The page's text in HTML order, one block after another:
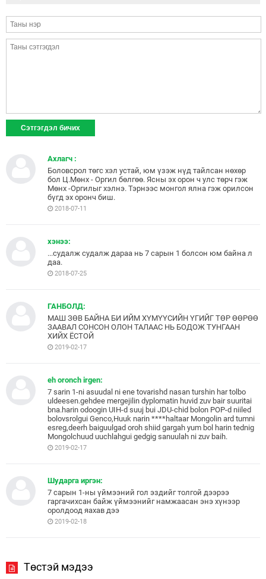
Ахлагч :
Боловсрол төгс хэл устай, юм үзэж нүд тайлсан нөхөр
бол Ц.Мөнх - Оргил бөлгөө. Ясны эх орон ч улс төрч гэж
Мөнх -Оргилыг хэлнэ. Тэрнээс монгол ялна гэж орилсон
бүгд эх оронч биш.
2018-07-11
хэнээ:
...судалж судалж дараа нь 7 сарын 1 болсон юм байна л
даа.
2018-07-25
ГАНБОЛД:
МАШ ЗӨВ БАЙНА БИ ИЙМ ХҮМҮҮСИЙН ҮГИЙГ ТӨР ӨӨРӨӨ
ЗААВАЛ СОНСОН ОЛОН ТАЛААС НЬ БОДОЖ ТУНГААН
ХИЙХ ЁСТОЙ
2019-02-17
eh oronch irgen:
7 sarin 1-ni asuudal ni ene tovarishd nasan turshin har tolbo
uldeesen.gehdee mergejilin dyplomatin huvid zuv bair suuritai
bna.harin odoogin UIH-d suuj bui JDU-chid bolon POP-d niiled
bolovsrolgui Genco,Huuk narin ****haltaar Mongolin ard tumni
esreg,deerh baiguulgad oroh shiid gargah yum bol harin tednig
Mongolchuud uuchlahgui gedgig sanuulah ni zuv baih.
2019-02-17
Шударга иргэн:
7 сарын 1-ны үймээний гол эздийг толгой дээрээ
гаргачихсан байж үймээнийг намжаасан энэ хүнээр
оролдоод яахав дээ
2019-02-18
Төстэй мэдээ